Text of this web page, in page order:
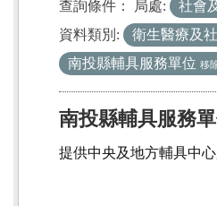
查詢條件： 局處: 社會
資料類別: 衛生醫療及
南投縣輔具服務單位 移
南投縣輔具服務
提供中央及地方輔具中心